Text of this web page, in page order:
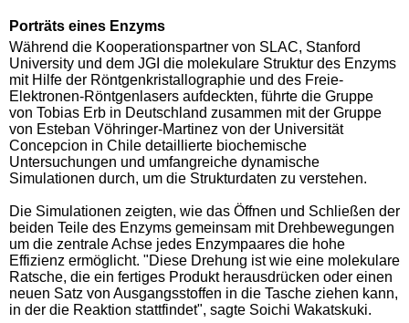
Porträts eines Enzyms
Während die Kooperationspartner von SLAC, Stanford
University und dem JGI die molekulare Struktur des Enzyms
mit Hilfe der Röntgenkristallographie und des Freie-
Elektronen-Röntgenlasers aufdeckten, führte die Gruppe
von Tobias Erb in Deutschland zusammen mit der Gruppe
von Esteban Vöhringer-Martinez von der Universität
Concepcion in Chile detaillierte biochemische
Untersuchungen und umfangreiche dynamische
Simulationen durch, um die Strukturdaten zu verstehen.
Die Simulationen zeigten, wie das Öffnen und Schließen der
beiden Teile des Enzyms gemeinsam mit Drehbewegungen
um die zentrale Achse jedes Enzympaares die hohe
Effizienz ermöglicht. "Diese Drehung ist wie eine molekulare
Ratsche, die ein fertiges Produkt herausdrücken oder einen
neuen Satz von Ausgangsstoffen in die Tasche ziehen kann,
in der die Reaktion stattfindet", sagte Soichi Wakatskuki.